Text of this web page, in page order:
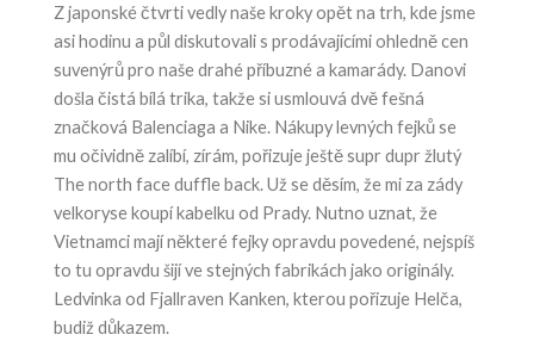
Z japonské čtvrti vedly naše kroky opět na trh, kde jsme
asi hodinu a půl diskutovali s prodávajícími ohledně cen
suvenýrů pro naše drahé příbuzné a kamarády. Danovi
došla čistá bílá trika, takže si usmlouvá dvě fešná
značková Balenciaga a Nike. Nákupy levných fejků se
mu očividně zalíbí, zírám, pořizuje ještě supr dupr žlutý
The north face duffle back. Už se děsím, že mi za zády
velkoryse koupí kabelku od Prady. Nutno uznat, že
Vietnamci mají některé fejky opravdu povedené, nejspíš
to tu opravdu šijí ve stejných fabrikách jako originály.
Ledvinka od Fjallraven Kanken, kterou pořizuje Helča,
budiž důkazem.